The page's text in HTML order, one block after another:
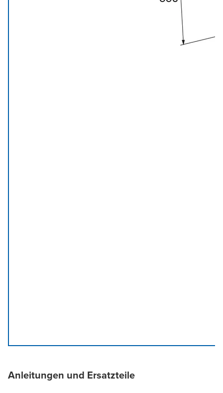
Anleitungen und Ersatzteile